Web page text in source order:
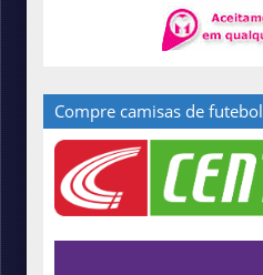
Compre camisas de futebol